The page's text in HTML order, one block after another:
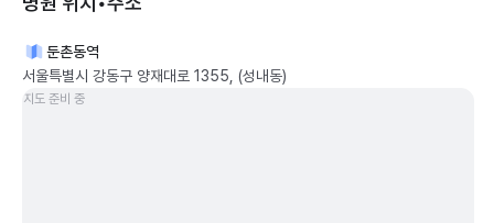
둔촌동역
서울특별시 강동구 양재대로 1355, (성내동)
지도 준비 중